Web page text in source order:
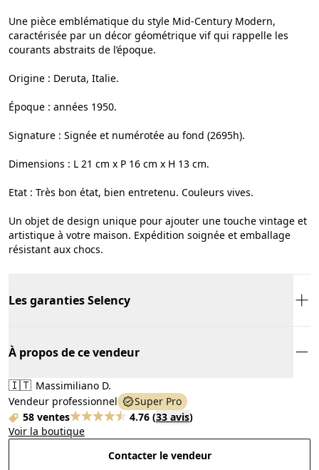
Une pièce emblématique du style Mid-Century Modern,
caractérisée par un décor géométrique vif qui rappelle les
courants abstraits de l’époque.
Origine : Deruta, Italie.
Époque : années 1950.
Signature : Signée et numérotée au fond (2695h).
Dimensions : L 21 cm x P 16 cm x H 13 cm.
Etat : Très bon état, bien entretenu. Couleurs vives.
Un objet de design unique pour ajouter une touche vintage et
artistique à votre maison. Expédition soignée et emballage
résistant aux chocs.
Les garanties Selency
À propos de ce vendeur
🇮🇹 Massimiliano D.
Vendeur professionnel
Super Pro
58 ventes
4.76 (33 avis)
Voir la boutique
Contacter le vendeur